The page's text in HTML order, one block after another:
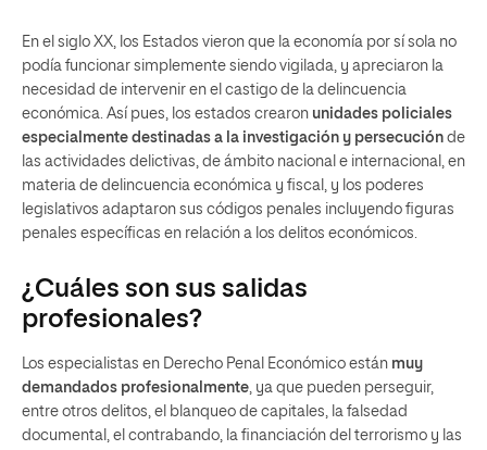
En el siglo XX, los Estados vieron que la economía por sí sola no
podía funcionar simplemente siendo vigilada, y apreciaron la
necesidad de intervenir en el castigo de la delincuencia
económica. Así pues, los estados crearon unidades policiales
especialmente destinadas a la investigación y persecución de
las actividades delictivas, de ámbito nacional e internacional, en
materia de delincuencia económica y fiscal, y los poderes
legislativos adaptaron sus códigos penales incluyendo figuras
penales específicas en relación a los delitos económicos.
¿Cuáles son sus salidas
profesionales?
Los especialistas en Derecho Penal Económico están muy
demandados profesionalmente, ya que pueden perseguir,
entre otros delitos, el blanqueo de capitales, la falsedad
documental, el contrabando, la financiación del terrorismo y las